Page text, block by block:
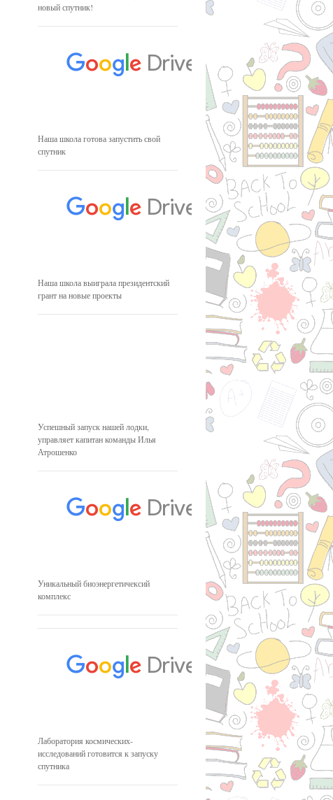
новый спутник!
Наша школа готова запустить свой
спутник
Наша школа выиграла президентский
грант на новые проекты
Успешный запуск нашей лодки,
управляет капитан команды Илья
Атрошенко
Уникальный биоэнергетичексий
комплекс
Лаборатория космических-
исследований готовится к запуску
спутника